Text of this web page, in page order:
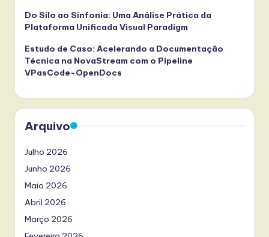
Do Silo ao Sinfonia: Uma Análise Prática da
Plataforma Unificada Visual Paradigm
Estudo de Caso: Acelerando a Documentação
Técnica na NovaStream com o Pipeline
VPasCode-OpenDocs
Arquivo
Julho 2026
Junho 2026
Maio 2026
Abril 2026
Março 2026